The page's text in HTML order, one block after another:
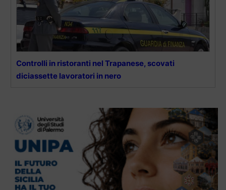
Controlli in ristoranti nel Trapanese, scovati
diciassette lavoratori in nero